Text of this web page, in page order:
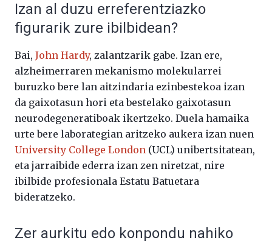
Izan al duzu erreferentziazko
figurarik zure ibilbidean?
Bai, John Hardy, zalantzarik gabe. Izan ere,
alzheimerraren mekanismo molekularrei
buruzko bere lan aitzindaria ezinbestekoa izan
da gaixotasun hori eta bestelako gaixotasun
neurodegeneratiboak ikertzeko. Duela hamaika
urte bere laborategian aritzeko aukera izan nuen
University College London (UCL) unibertsitatean,
eta jarraibide ederra izan zen niretzat, nire
ibilbide profesionala Estatu Batuetara
bideratzeko.
Zer aurkitu edo konpondu nahiko